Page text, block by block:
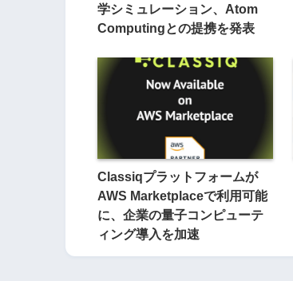
学シミュレーション、Atom
Computingとの提携を発表
Classiqプラットフォームが
AWS Marketplaceで利用可能
に、企業の量子コンピューテ
ィング導入を加速